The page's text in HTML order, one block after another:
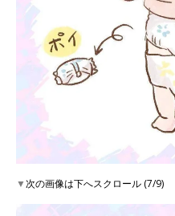
▼次の画像は下へスクロール (7/9)